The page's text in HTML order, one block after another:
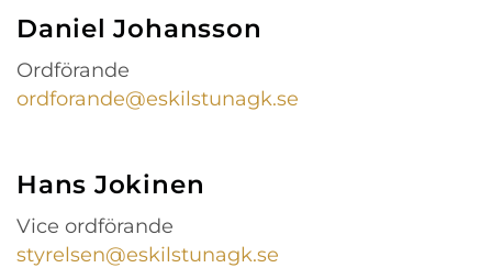
Daniel Johansson
Ordförande
ordforande@eskilstunagk.se
Hans Jokinen
Vice ordförande
styrelsen@eskilstunagk.se